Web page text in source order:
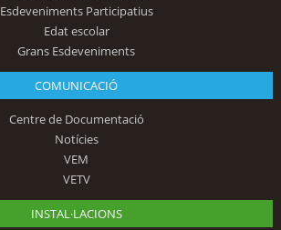
Esdeveniments Participatius
Edat escolar
Grans Esdeveniments
COMUNICACIÓ
Centre de Documentació
Notícies
VEM
VETV
INSTAL·LACIONS